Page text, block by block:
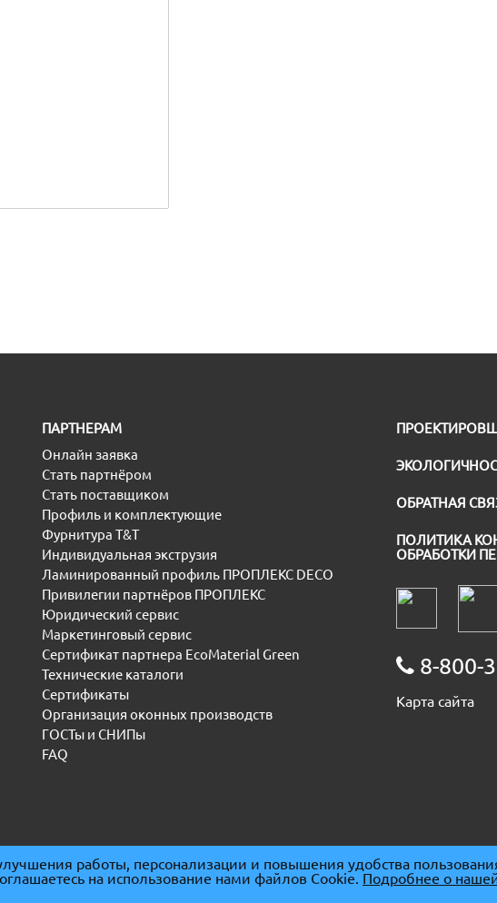
ПАРТНЕРАМ
Онлайн заявка
Стать партнёром
Стать поставщиком
Профиль и комплектующие
Фурнитура T&T
Индивидуальная экструзия
Ламинированный профиль ПРОПЛЕКС DECO
Привилегии партнёров ПРОПЛЕКС
Юридический сервис
Маркетинговый сервис
Сертификат партнера EcoMaterial Green
Технические каталоги
Сертификаты
Организация оконных производств
ГОСТы и СНИПы
FAQ
ОБРАТНАЯ
ПОЛИТИКА
ОБРАБОТКИ
8-800-
Карта сайта
|ИНН 5036091667|ОГРН 1085074007930| ОКПО 86678094
работы, персонализации и повышения удобства
на использование нами файлов Cookie. Подробнее о